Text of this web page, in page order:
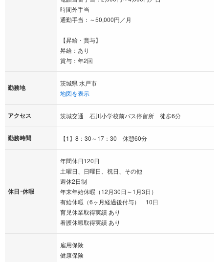
時間外手当
通勤手当：～50,000円／月
【昇給・賞与】
昇給：あり
賞与：年2回
勤務地
茨城県 水戸市
地図を表示
アクセス 茨城交通 石川小学校前バス停留所 徒歩6分
勤務時間 【1】8：30～17：30 休憩60分
休日･休暇
年間休日120日
土曜日、日曜日、祝日、その他
週休2日制
年末年始休暇（12月30日～1月3日）
有給休暇（6ヶ月経過後付与） 10日
育児休業取得実績 あり
看護休暇取得実績 あり
雇用保険
健康保険